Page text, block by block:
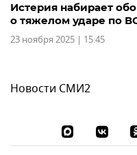
Истерия набирает
о тяжелом ударе по
23 ноября 2025 | 15:45
Новости СМИ2